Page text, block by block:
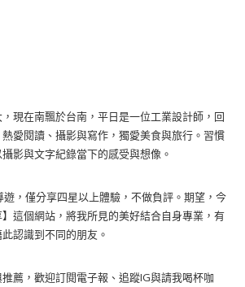
現在南飄於台南，平日是一位工業設計師，回
愛閱讀、攝影與寫作，獨愛美食與旅行。習慣
影與文字紀錄當下的感受與想像。
，僅分享四星以上體驗，不做負評。期望，今
這個網站，將我所見的美好結合自身專業，有
認識到不同的朋友。
薦，歡迎訂閱電子報、追蹤IG與請我喝杯咖